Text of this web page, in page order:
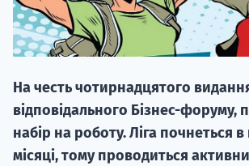
На честь чотирнадцятого
відповідального Бізнес-форуму,
набір на роботу. Ліга почнеться
місяці, тому проводиться